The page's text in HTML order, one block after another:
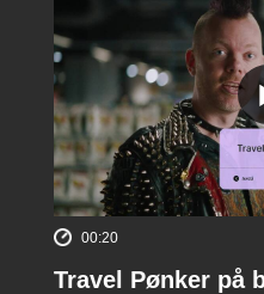
00:20
Travel Pønker på